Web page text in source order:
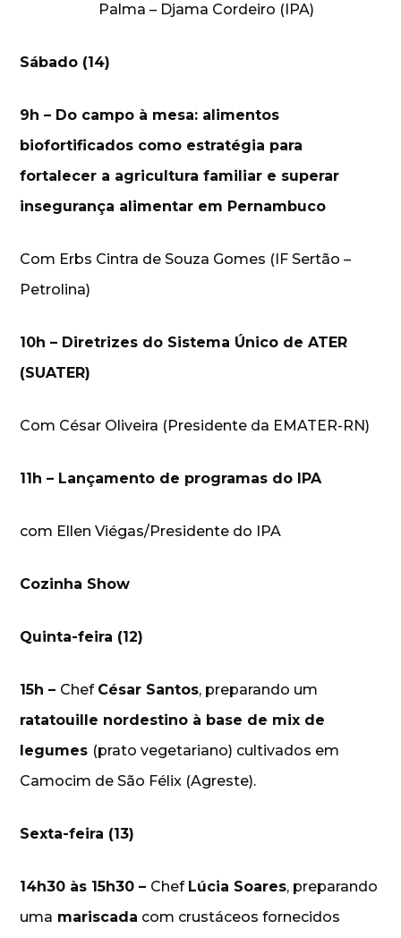
Palma – Djama Cordeiro (IPA)
Sábado (14)
9h – Do campo à mesa: alimentos
biofortificados como estratégia para
fortalecer a agricultura familiar e superar
insegurança alimentar em Pernambuco
Com Erbs Cintra de Souza Gomes (IF Sertão –
Petrolina)
10h – Diretrizes do Sistema Único de ATER
(SUATER)
Com César Oliveira (Presidente da EMATER-RN)
11h – Lançamento de programas do IPA
com Ellen Viégas/Presidente do IPA
Cozinha Show
Quinta-feira (12)
15h – Chef César Santos, preparando um
ratatouille nordestino à base de mix de
legumes (prato vegetariano) cultivados em
Camocim de São Félix (Agreste).
Sexta-feira (13)
14h30 às 15h30 – Chef Lúcia Soares, preparando
uma mariscada com crustáceos fornecidos